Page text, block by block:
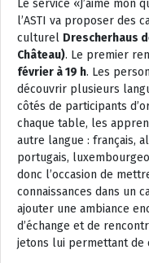
Le service «J’aime mon
l’ASTI va proposer des
culturel Drescherhaus
Château). Le premier
février à 19 h. Les
découvrir plusieurs
côtés de participants
chaque table, les
autre langue : français,
portugais,
donc l’occasion de
connaissances dans un
ajouter une ambiance
d’échange et de
jetons lui permettant de